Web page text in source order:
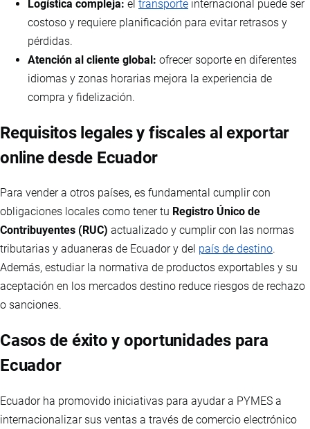
Logística compleja: el transporte internacional puede ser
costoso y requiere planificación para evitar retrasos y
pérdidas.
Atención al cliente global: ofrecer soporte en diferentes
idiomas y zonas horarias mejora la experiencia de
compra y fidelización.
Requisitos legales y fiscales al exportar
online desde Ecuador
Para vender a otros países, es fundamental cumplir con
obligaciones locales como tener tu Registro Único de
Contribuyentes (RUC) actualizado y cumplir con las normas
tributarias y aduaneras de Ecuador y del país de destino.
Además, estudiar la normativa de productos exportables y su
aceptación en los mercados destino reduce riesgos de rechazo
o sanciones.
Casos de éxito y oportunidades para
Ecuador
Ecuador ha promovido iniciativas para ayudar a PYMES a
internacionalizar sus ventas a través de comercio electrónico